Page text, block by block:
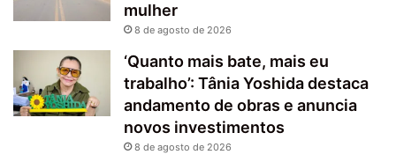
mulher
8 de agosto de 2026
‘Quanto mais bate, mais eu
trabalho’: Tânia Yoshida destaca
andamento de obras e anuncia
novos investimentos
8 de agosto de 2026